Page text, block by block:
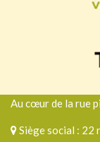
Au cœur de la rue
Siège social :